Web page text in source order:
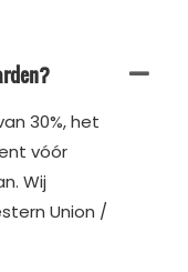
30%, het
vóór
Wij
Union /